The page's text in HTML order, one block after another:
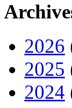
2026
2025
2024